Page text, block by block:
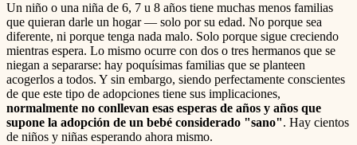
Un niño o una niña de 6, 7 u 8 años tiene muchas menos familias
que quieran darle un hogar — solo por su edad. No porque sea
diferente, ni porque tenga nada malo. Solo porque sigue creciendo
mientras espera. Lo mismo ocurre con dos o tres hermanos que se
niegan a separarse: hay poquísimas familias que se planteen
acogerlos a todos. Y sin embargo, siendo perfectamente conscientes
de que este tipo de adopciones tiene sus implicaciones,
normalmente no conllevan esas esperas de años y años que
supone la adopción de un bebé considerado "sano". Hay cientos
de niños y niñas esperando ahora mismo.